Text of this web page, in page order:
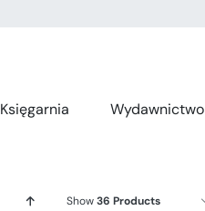
Księgarnia
Wydawnictwo
Show36 Products